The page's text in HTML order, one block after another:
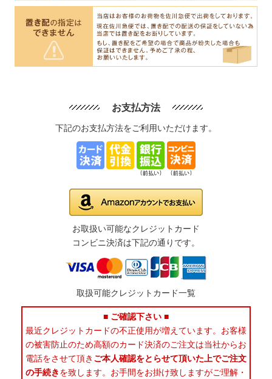
お支払方法
下記のお支払方法をご利用いただけます。
お取扱い可能なクレジットカード
コンビニ決済は下記の通りです。
取扱可能クレジットカード一覧
■ ご確認下さい ■
最近クレジットカードの不正使用が増えています。お客様
の被害防止のため高額のカード決済のご注文は当社からお
電話をさせて頂き ご本人確認をとらせて頂いた上でご注文
の手続きを致します。お手間をお掛け致しますがご理解・